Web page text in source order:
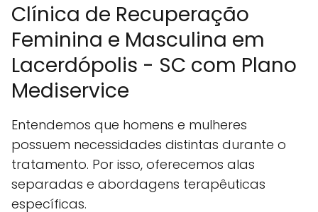
Clínica de Recuperação
Feminina e Masculina em
Lacerdópolis - SC com Plano
Mediservice
Entendemos que homens e mulheres
possuem necessidades distintas durante o
tratamento. Por isso, oferecemos alas
separadas e abordagens terapêuticas
específicas.